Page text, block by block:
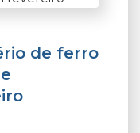
de ferro